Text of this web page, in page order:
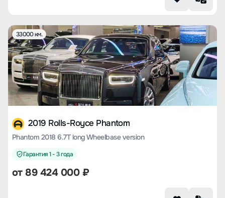
33000 км.
2019 Rolls-Royce Phantom
Phantom 2018 6.7T long Wheelbase version
Гарантия 1 - 3 года
от 89 424 000₽